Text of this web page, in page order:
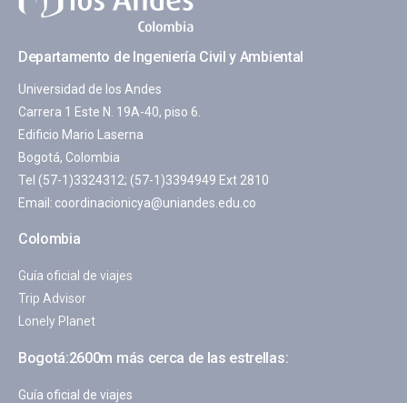
Departamento de Ingeniería Civil y Ambiental
Universidad de los Andes
Carrera 1 Este N. 19A-40, piso 6.
Edificio Mario Laserna
Bogotá, Colombia
Tel (57-1)3324312; (57-1)3394949 Ext 2810
Email: coordinacionicya@uniandes.edu.co
Colombia
Guía oficial de viajes
Trip Advisor
Lonely Planet
Bogotá:2600m más cerca de las estrellas:
Guía oficial de viajes